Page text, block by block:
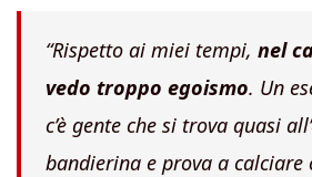
“Rispetto ai miei tempi, nel
vedo troppo egoismo. Un
c’è gente che si trova quasi
bandierina e prova a calciare